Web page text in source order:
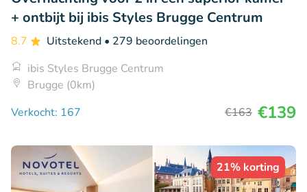
+ ontbijt bij ibis Styles Brugge Centrum
8.7 Uitstekend • 279 beoordelingen
ibis Styles Brugge Centrum
Brugge (0km)
Verkocht: 167
€163 €139
21% korting